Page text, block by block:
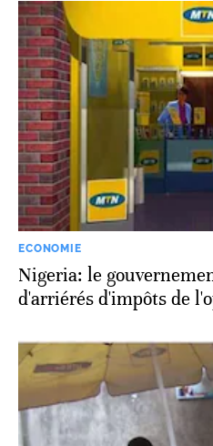
ECONOMIE
Nigeria: le
d'arriérés d'impôts de